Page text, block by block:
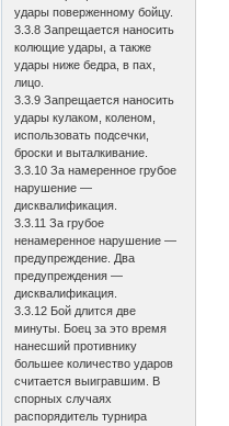
удары поверженному бойцу.
3.3.8 Запрещается наносить
колющие удары, а также
удары ниже бедра, в пах,
лицо.
3.3.9 Запрещается наносить
удары кулаком, коленом,
использовать подсечки,
броски и выталкивание.
3.3.10 За намеренное грубое
нарушение —
дисквалификация.
3.3.11 За грубое
ненамеренное нарушение —
предупреждение. Два
предупреждения —
дисквалификация.
3.3.12 Бой длится две
минуты. Боец за это время
нанесший противнику
большее количество ударов
считается выигравшим. В
спорных случаях
распорядитель турнира